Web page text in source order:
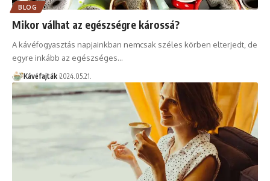
BLOG
Mikor válhat az egészségre károssá?
A kávéfogyasztás napjainkban nemcsak széles körben elterjedt, de
egyre inkább az egészséges…
Kávéfajták 2024.05.21.